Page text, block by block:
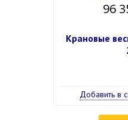
96
Крановые
Добавить в